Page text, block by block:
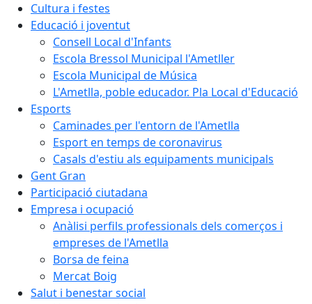
Cultura i festes
Educació i joventut
Consell Local d'Infants
Escola Bressol Municipal l'Ametller
Escola Municipal de Música
L'Ametlla, poble educador. Pla Local d'Educació
Esports
Caminades per l'entorn de l'Ametlla
Esport en temps de coronavirus
Casals d'estiu als equipaments municipals
Gent Gran
Participació ciutadana
Empresa i ocupació
Anàlisi perfils professionals dels comerços i
empreses de l'Ametlla
Borsa de feina
Mercat Boig
Salut i benestar social